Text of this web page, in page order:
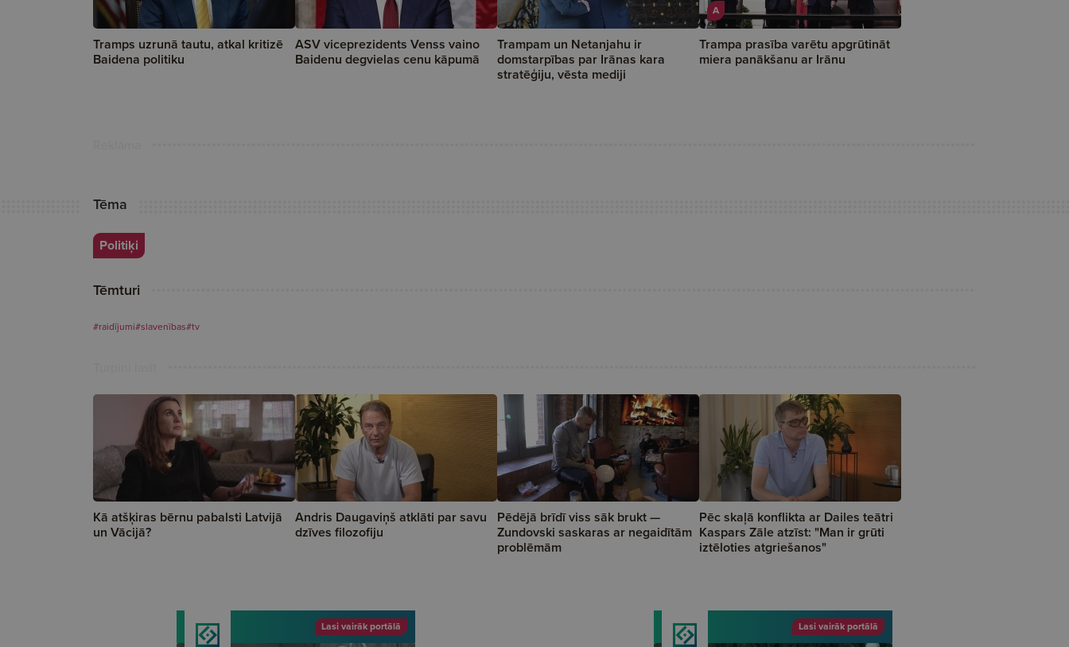
Tramps uzrunā tautu, atkal kritizē
Baidena politiku
ASV viceprezidents Venss vaino
Baidenu degvielas cenu kāpumā
Trampam un Netanjahu ir
domstarpības par Irānas kara
stratēģiju, vēsta mediji
A
Trampa prasība varētu apgrūtināt
miera panākšanu ar Irānu
Tēma
Politiķi
Tēmturi
#raidījumi#slavenības#tv
Kā atšķiras bērnu pabalsti Latvijā
un Vācijā?
Andris Daugaviņš atklāti par savu
dzīves filozofiju
Pēdējā brīdī viss sāk brukt —
Zundovski saskaras ar negaidītām
problēmām
Pēc skaļā konflikta ar Dailes teātri
Kaspars Zāle atzīst: "Man ir grūti
iztēloties atgriešanos"